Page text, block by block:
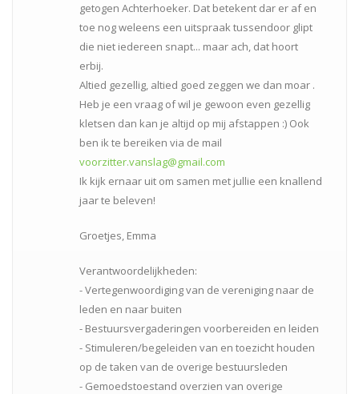
getogen Achterhoeker. Dat betekent dar er af en
toe nog weleens een uitspraak tussendoor glipt
die niet iedereen snapt... maar ach, dat hoort
erbij.
Altied gezellig, altied goed zeggen we dan moar .
Heb je een vraag of wil je gewoon even gezellig
kletsen dan kan je altijd op mij afstappen :) Ook
ben ik te bereiken via de mail
voorzitter.vanslag@gmail.com
Ik kijk ernaar uit om samen met jullie een knallend
jaar te beleven!
Groetjes, Emma
Verantwoordelijkheden:
- Vertegenwoordiging van de vereniging naar de
leden en naar buiten
- Bestuursvergaderingen voorbereiden en leiden
- Stimuleren/begeleiden van en toezicht houden
op de taken van de overige bestuursleden
- Gemoedstoestand overzien van overige